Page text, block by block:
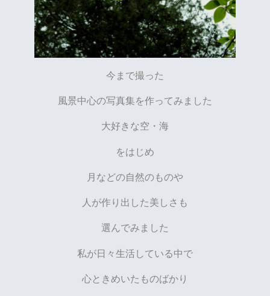
今まで撮った
風景中心の写真集を作ってみました
大好きな空・海
をはじめ
月などの自然のものや
人が作り出した美しさも
選んでみました
私が日々生活している中で
心ときめいたものばかり